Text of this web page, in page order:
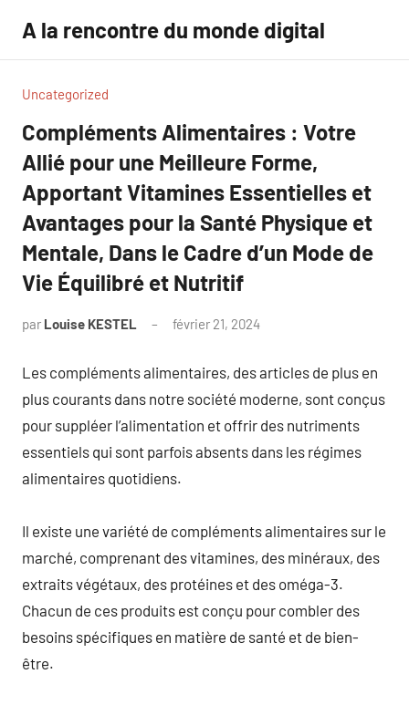
contenu
A la rencontre du monde digital
Uncategorized
Compléments Alimentaires : Votre
Allié pour une Meilleure Forme,
Apportant Vitamines Essentielles et
Avantages pour la Santé Physique et
Mentale, Dans le Cadre d’un Mode de
Vie Équilibré et Nutritif
par Louise KESTEL février 21, 2024
Les compléments alimentaires, des articles de plus en
plus courants dans notre société moderne, sont conçus
pour suppléer l’alimentation et offrir des nutriments
essentiels qui sont parfois absents dans les régimes
alimentaires quotidiens.
Il existe une variété de compléments alimentaires sur le
marché, comprenant des vitamines, des minéraux, des
extraits végétaux, des protéines et des oméga-3.
Chacun de ces produits est conçu pour combler des
besoins spécifiques en matière de santé et de bien-
être.